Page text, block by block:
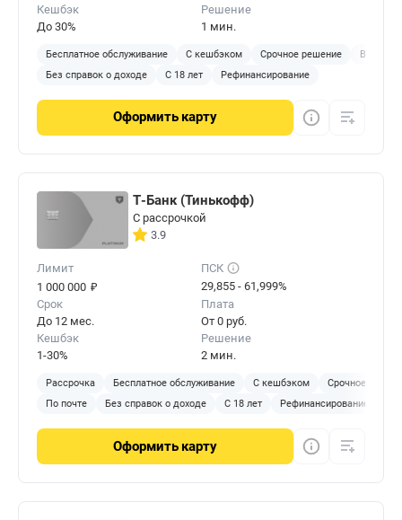
Кешбэк
До 30%
Решение
1 мин.
Бесплатное обслуживание С кешбэком Срочное решение
Без справок о доходе
С 18 лет Рефинансирование
Оформить карту
Т-Банк (Тинькофф)
С рассрочкой
3.9
Лимит
1 000 000 ₽
ПСК
29,855 - 61,999%
Срок
До 12 мес.
Плата
От 0 руб.
Кешбэк
1-30%
Решение
2 мин.
Рассрочка Бесплатное обслуживание С кешбэком
Срочное
По почте
Без справок о доходе С 18 лет Рефинансирование
Оформить карту